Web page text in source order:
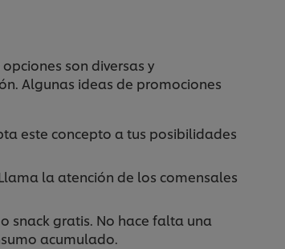
son diversas y
Algunas ideas de promociones
este concepto a tus posibilidades
la atención de los comensales
snack gratis. No hace falta una
acumulado.